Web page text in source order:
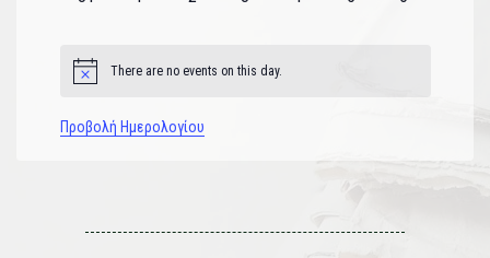
Notice There are no events on this day.
Προβολή Ημερολογίου